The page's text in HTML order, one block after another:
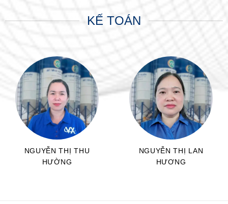
KẾ TOÁN
NGUYỄN THỊ THU
HƯỜNG
NGUYỄN THỊ LAN
HƯƠNG